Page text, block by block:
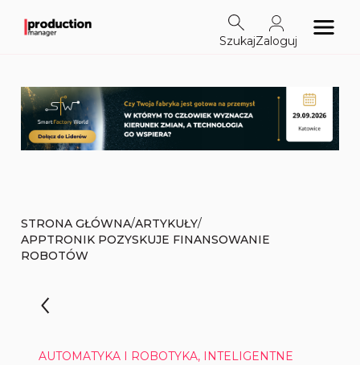
SzukajZaloguj
STRONA GŁÓWNA/ARTYKUŁY/
APPTRONIK POZYSKUJE FINANSOWANIE
ROBOTÓW
AUTOMATYKA I ROBOTYKA, INTELIGENTNE